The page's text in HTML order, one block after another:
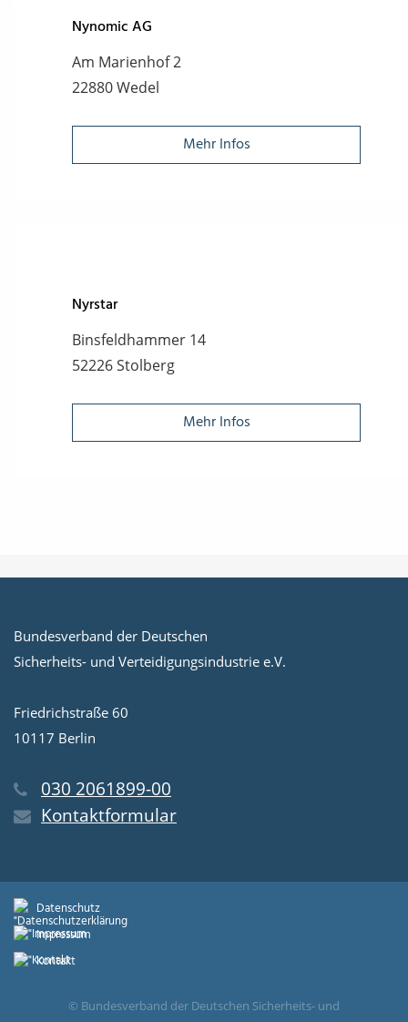
Nynomic AG
Am Marienhof 2
22880 Wedel
Mehr Infos
Nyrstar
Binsfeldhammer 14
52226 Stolberg
Mehr Infos
Bundesverband der Deutschen
Sicherheits- und Verteidigungsindustrie e.V.
Friedrichstraße 60
10117 Berlin
030 2061899-00
Kontaktformular
Datenschutz
Impressum
Kontakt
© Bundesverband der Deutschen Sicherheits- und